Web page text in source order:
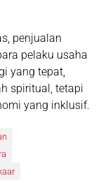
penjualan
pelaku usaha
yang tepat,
spiritual, tetapi
yang inklusif.